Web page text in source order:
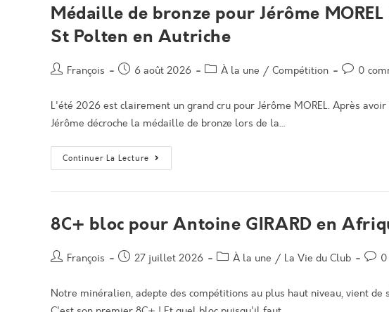
Médaille de bronze pour Jérôme
St Polten en Autriche
Auteur/autrice
la
François
Post6 août 2026
PostÀ la une / Compétition
Post0
L'été 2026 est clairement un grand cru pour Jérôme MOREL. Après
Jérôme décroche la médaille de bronze lors de la…
Continuer La Lecture Médaille
De
De
D’Europe
De
Polten
En
Autriche
8C+ bloc pour Antoine GIRARD en
Auteur/autrice
la
François
Post27 juillet 2026
PostÀ la une / La Vie du Club
Post
Notre minéralien, adepte des compétitions au plus haut niveau, vient